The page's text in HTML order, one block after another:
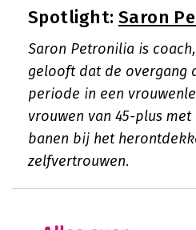
Spotlight: Saron
Saron Petronilia is
gelooft dat de overgang
periode in een
vrouwen van 45-plus
banen bij het
zelfvertrouwen.